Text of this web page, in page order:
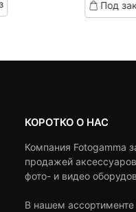
on
customer
Под
КОРОТКО О НАС
Компания Fotogamma
продажей
фото- и видео
В нашем